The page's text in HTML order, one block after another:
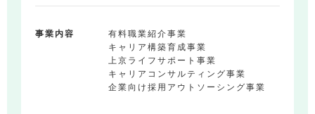
事業内容
有料職業紹介事業
キャリア構築育成事業
上京ライフサポート事業
キャリアコンサルティング事業
企業向け採用アウトソーシング事業